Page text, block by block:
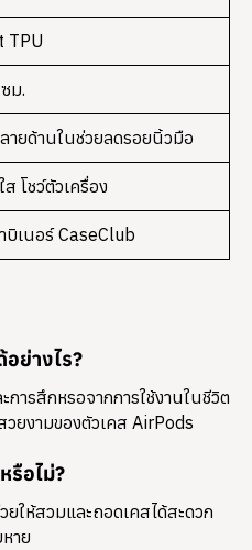
TPU
ม.
ายด้านในช่วยลดรอยนิ้วมือ
ส โชว์ตัวเครื่อง
บิเนอร์ CaseClub
ย่างไร?
ารสึกหรอจากการใช้งานในชีวิต
ยงามของตัวเคส AirPods
รือไม่?
ให้สวมและถอดเคสได้สะดวก
าย